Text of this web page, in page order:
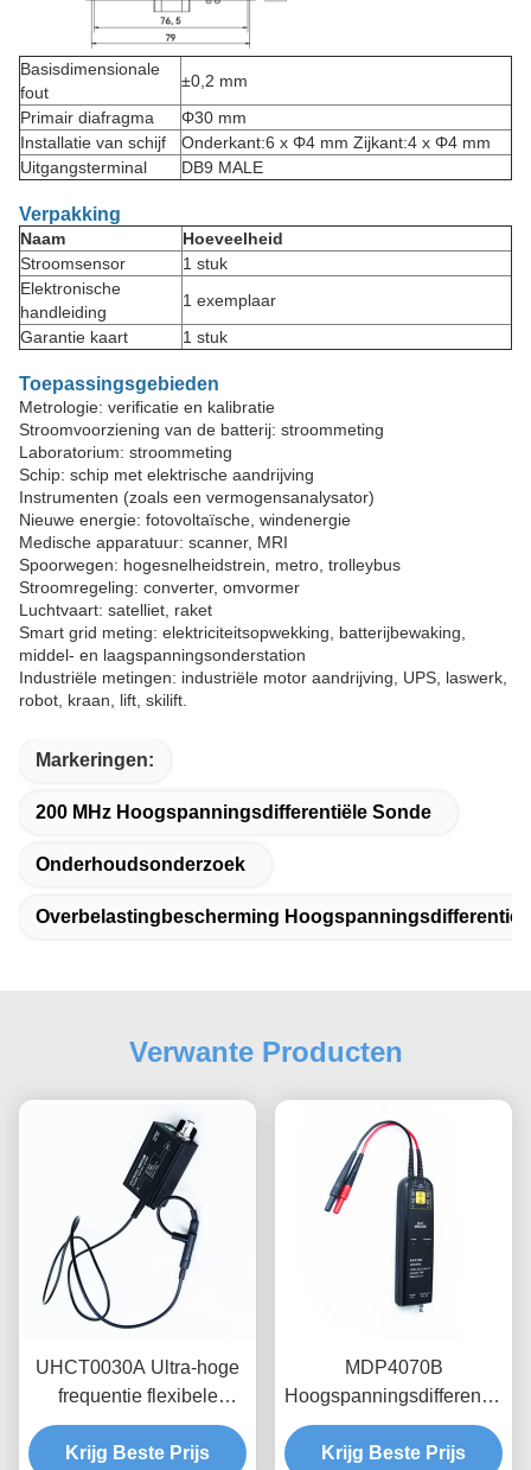
Basisdimensionale
fout
±0,2 mm
Primair diafragma
Φ30 mm
Installatie van schijf
Onderkant:6 x Φ4 mm Zijkant:4 x Φ4 mm
Uitgangsterminal
DB9 MALE
Verpakking
Naam
Hoeveelheid
Stroomsensor
1 stuk
Elektronische
handleiding
1 exemplaar
Garantie kaart
1 stuk
Toepassingsgebieden
Metrologie: verificatie en kalibratie
Stroomvoorziening van de batterij: stroommeting
Laboratorium: stroommeting
Schip: schip met elektrische aandrijving
Instrumenten (zoals een vermogensanalysator)
Nieuwe energie: fotovoltaïsche, windenergie
Medische apparatuur: scanner, MRI
Spoorwegen: hogesnelheidstrein, metro, trolleybus
Stroomregeling: converter, omvormer
Luchtvaart: satelliet, raket
Smart grid meting: elektriciteitsopwekking, batterijbewaking,
middel- en laagspanningsonderstation
Industriële metingen: industriële motor aandrijving, UPS, laswerk,
robot, kraan, lift, skilift.
Markeringen:
200 MHz Hoogspanningsdifferentiële Sonde
Onderhoudsonderzoek
Overbelastingbescherming
Verwante Producten
UHCT0030A Ultra-hoge
frequentie flexibele
stroomsonde met
200mV/A hoge
Krijg Beste Prijs
MDP4070B
Hoogspanningsdifferentiële
sondes, 700V bereik,
100MHz bandbreedte
Krijg Beste Prijs